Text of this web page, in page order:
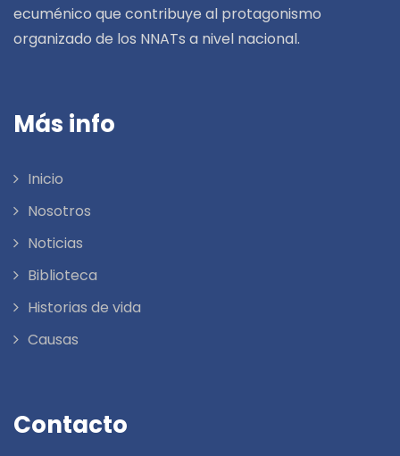
ecuménico que contribuye al protagonismo
organizado de los NNATs a nivel nacional.
Más info
Inicio
Nosotros
Noticias
Biblioteca
Historias de vida
Causas
Contacto